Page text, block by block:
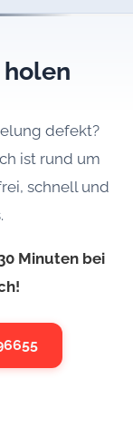
defekt?
ist rund um
schnell und
Minuten bei